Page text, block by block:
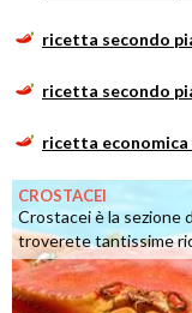
ricetta secondo
ricetta secondo
ricetta economica
CROSTACEI
Crostacei è la sezione
troverete tantissime